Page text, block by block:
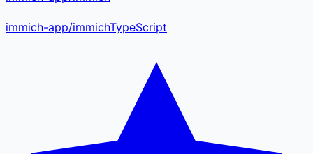
immich-app/immichTypeScript